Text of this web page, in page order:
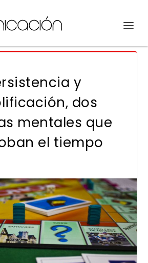
y
dos
mentales que
el tiempo